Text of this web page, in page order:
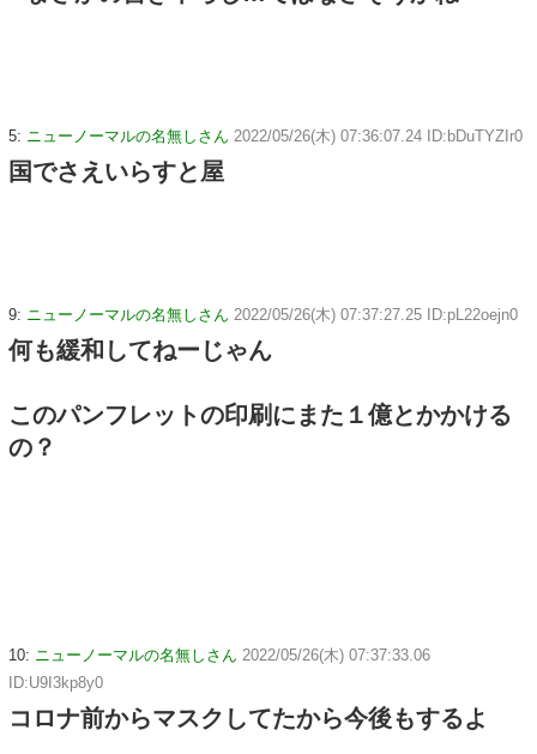
5: ニューノーマルの名無しさん 2022/05/26(木) 07:36:07.24 ID:bDuTYZIr0
国でさえいらすと屋
9: ニューノーマルの名無しさん 2022/05/26(木) 07:37:27.25 ID:pL22oejn0
何も緩和してねーじゃん
このパンフレットの印刷にまた１億とかかける
の？
10: ニューノーマルの名無しさん 2022/05/26(木) 07:37:33.06
ID:U9I3kp8y0
コロナ前からマスクしてたから今後もするよ